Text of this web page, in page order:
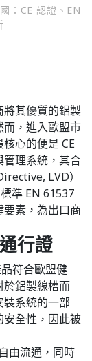
：CE 認證、EN
將其優質的鋁製
，進入歐盟市
心的便是 CE
理系統，其合
LVD）
準 EN 61537
素，為出口商
行證
符合歐盟健
於鋁製線槽而
系統的一部
全性，因此被
由流通，同時